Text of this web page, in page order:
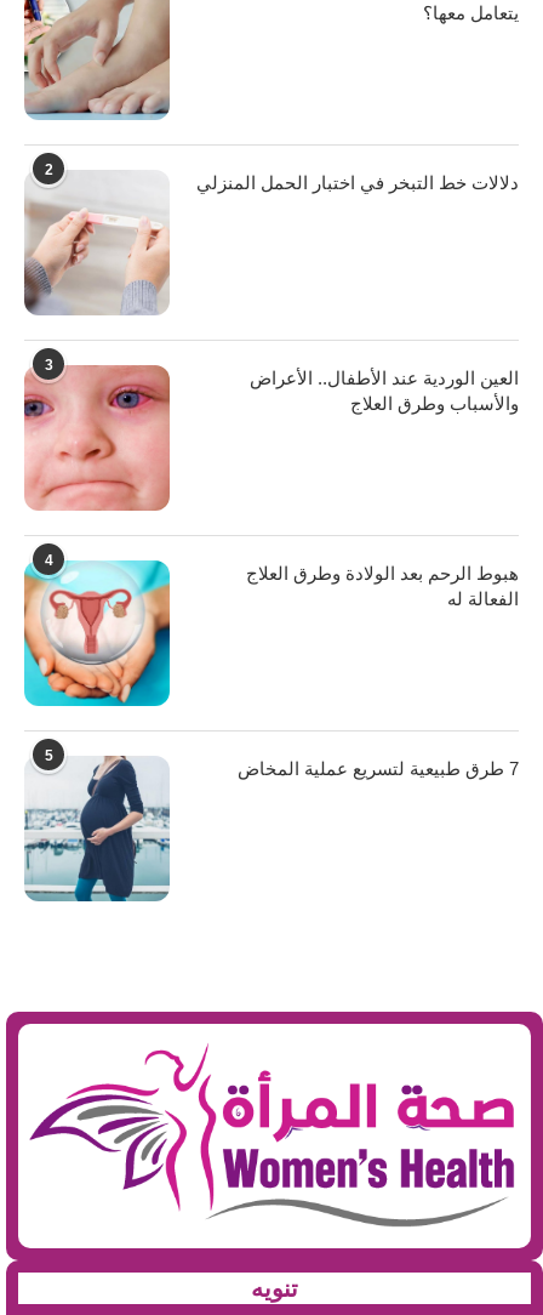
يتعامل معها؟
2
دلالات خط التبخر في اختبار الحمل المنزلي
3
العين الوردية عند الأطفال.. الأعراض
والأسباب وطرق العلاج
4
هبوط الرحم بعد الولادة وطرق العلاج
الفعالة له
5
7 طرق طبيعية لتسريع عملية المخاض
تنويه